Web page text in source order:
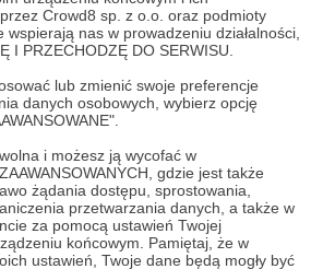
Crowd8 sp. z o.o. oraz podmioty
nas w prowadzeniu działalności,
I PRZECHODZĘ DO SERWISU.
lub zmienić swoje preferencje
danych osobowych, wybierz opcję
i możesz ją wycofać w
gdzie jest także
żądania dostępu, sprostowania,
przetwarzania danych, a także w
za pomocą ustawień Twojej
końcowym. Pamiętaj, że w
ustawień, Twoje dane będą mogły być
i akceptujęRegulaminserwisu oraz
na przetwarzanie moich danych
w formularzu rejestracyjnym w celu
usług serwisu Patronite.
na otrzymywanie drogą elektroniczną